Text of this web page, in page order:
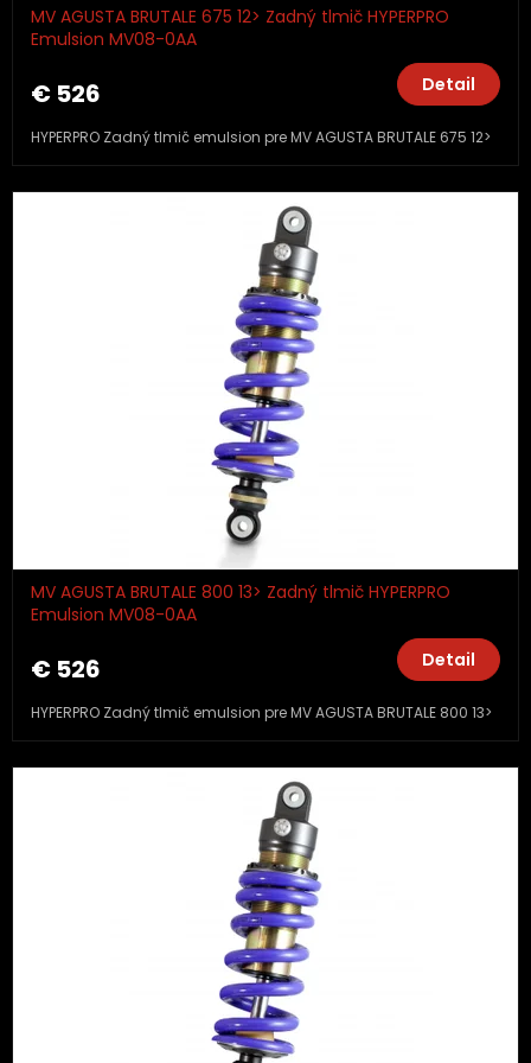
MV AGUSTA BRUTALE 675 12> Zadný tlmič HYPERPRO
Emulsion MV08-0AA
€ 526 Detail
HYPERPRO Zadný tlmič emulsion pre MV AGUSTA BRUTALE 675 12>
MV AGUSTA BRUTALE 800 13> Zadný tlmič HYPERPRO
Emulsion MV08-0AA
€ 526 Detail
HYPERPRO Zadný tlmič emulsion pre MV AGUSTA BRUTALE 800 13>